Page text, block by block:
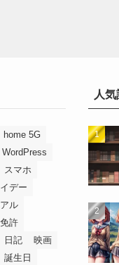
home 5G
WordPress
スマホ
デー
ル
免許
日記
映画
誕生日
人